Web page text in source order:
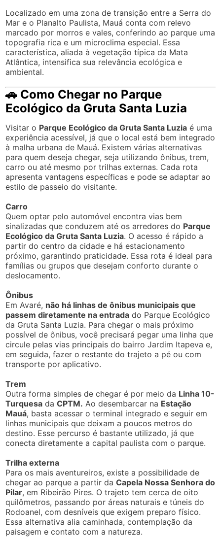
Localizado em uma zona de transição entre a Serra do
Mar e o Planalto Paulista, Mauá conta com relevo
marcado por morros e vales, conferindo ao parque uma
topografia rica e um microclima especial. Essa
característica, aliada à vegetação típica da Mata
Atlântica, intensifica sua relevância ecológica e
ambiental.
🚗 Como Chegar no Parque
Ecológico da Gruta Santa Luzia
Visitar o Parque Ecológico da Gruta Santa Luzia é uma
experiência acessível, já que o local está bem integrado
à malha urbana de Mauá. Existem várias alternativas
para quem deseja chegar, seja utilizando ônibus, trem,
carro ou até mesmo por trilhas externas. Cada rota
apresenta vantagens específicas e pode se adaptar ao
estilo de passeio do visitante.
Carro
Quem optar pelo automóvel encontra vias bem
sinalizadas que conduzem até os arredores do Parque
Ecológico da Gruta Santa Luzia. O acesso é rápido a
partir do centro da cidade e há estacionamento
próximo, garantindo praticidade. Essa rota é ideal para
famílias ou grupos que desejam conforto durante o
deslocamento.
Ônibus
Em Avaré, não há linhas de ônibus municipais que
passem diretamente na entrada do Parque Ecológico
da Gruta Santa Luzia. Para chegar o mais próximo
possível de ônibus, você precisará pegar uma linha que
circule pelas vias principais do bairro Jardim Itapeva e,
em seguida, fazer o restante do trajeto a pé ou com
transporte por aplicativo.
Trem
Outra forma simples de chegar é por meio da Linha 10-
Turquesa daCPTM. Ao desembarcar na Estação
Mauá, basta acessar o terminal integrado e seguir em
linhas municipais que deixam a poucos metros do
destino. Esse percurso é bastante utilizado, já que
conecta diretamente a capital paulista com o parque.
Trilha externa
Para os mais aventureiros, existe a possibilidade de
chegar ao parque a partir daCapela Nossa Senhora do
Pilar, em Ribeirão Pires. O trajeto tem cerca de oito
quilômetros, passando por áreas naturais e túneis do
Rodoanel, com desníveis que exigem preparo físico.
Essa alternativa alia caminhada, contemplação da
paisagem e contato com a natureza.